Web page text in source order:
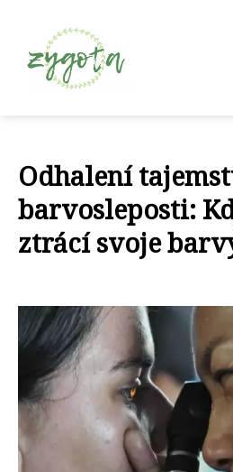
Odhalení
barvosleposti:
ztrácí svoje